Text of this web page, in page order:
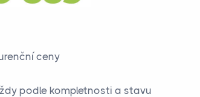
ceny
podle kompletnosti a stavu